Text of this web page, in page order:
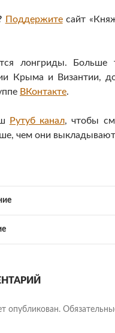
Поддержитесайт
лонгриды. Больше
Крыма и Византии,
ВКонтакте.
Рутуб канал, чтобы
чем они
опубликован.